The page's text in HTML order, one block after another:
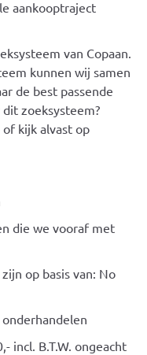
aankooptraject
van Copaan.
kunnen wij samen
de best passende
zoeksysteem?
kijk alvast op
die we vooraf met
op basis van: No
incl. B.T.W. ongeacht